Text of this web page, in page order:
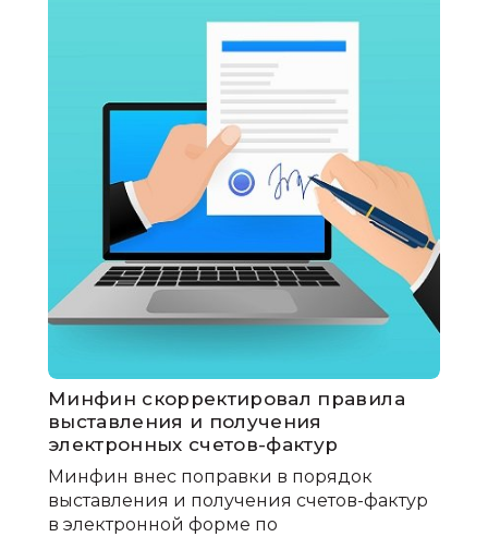
Минфин скорректировал правила
выставления и получения
электронных счетов-фактур
Минфин внес поправки в порядок
выставления и получения счетов-фактур
в электронной форме по